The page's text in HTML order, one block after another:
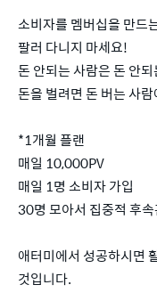
소비자를 멤버십을 만드
팔러 다니지 마세요!
돈 안되는 사람은 돈 안
돈을 벌려면 돈 버는 사
*1개월 플랜
매일 10,000PV
매일 1명 소비자 가입
30명 모아서 집중적 후
애터미에서 성공하시면
것입니다.